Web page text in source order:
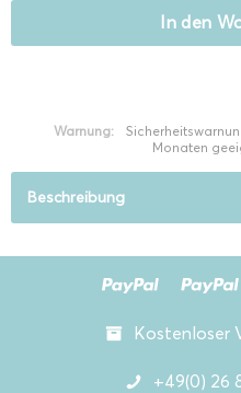
In den
Warnung:
Monaten
Beschreibung
Kostenloser
+49(0) 26